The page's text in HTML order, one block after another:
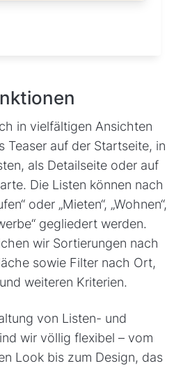
in vielfältigen Ansichten
Teaser auf der Startseite, in
als Detailseite oder auf
Die Listen können nach
oder „Mieten“, „Wohnen“,
gegliedert werden.
wir Sortierungen nach
sowie Filter nach Ort,
weiteren Kriterien.
von Listen- und
wir völlig flexibel – vom
Look bis zum Design, das